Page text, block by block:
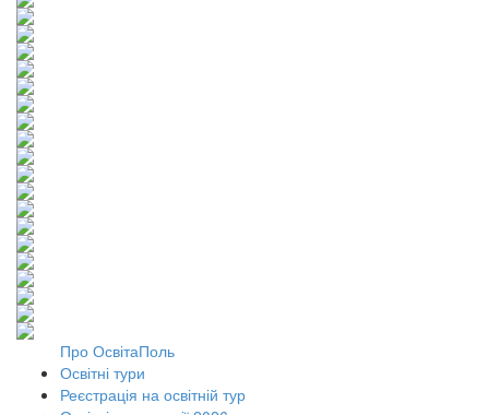
Про ОсвітаПоль
Освітні тури
Реєстрація на освітній тур